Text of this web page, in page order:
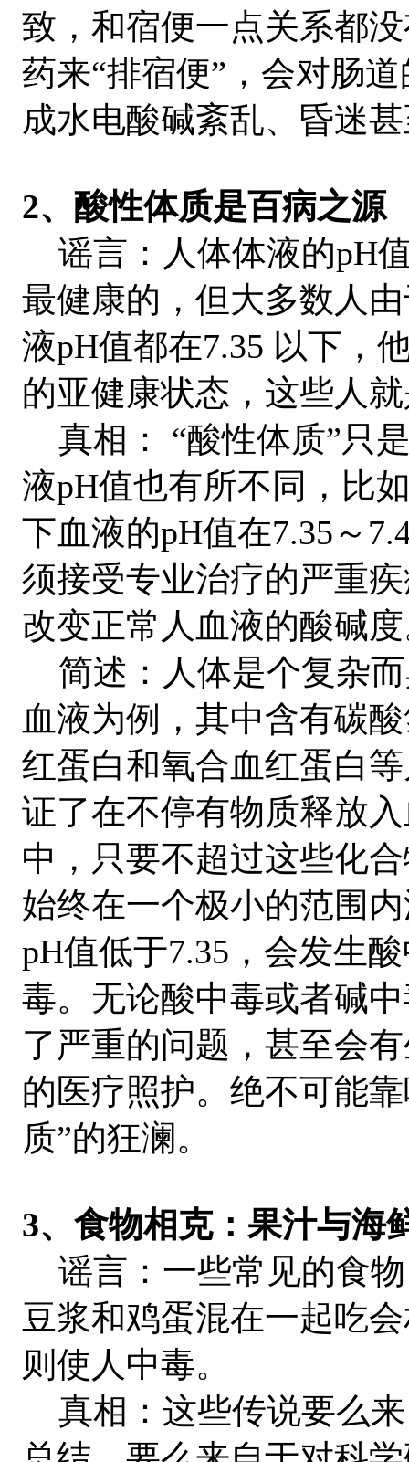
致，和宿便一点关系都
药来“排宿便”，会对肠
成水电酸碱紊乱、昏迷
2、酸性体质是百病之源
谣言：人体体液的pH
最健康的，但大多数人
液pH值都在7.35 以下，
的亚健康状态，这些人
真相： “酸性体质”只
液pH值也有所不同，比
下血液的pH值在7.35～
须接受专业治疗的严重
改变正常人血液的酸碱
简述：人体是个复杂
血液为例，其中含有碳
红蛋白和氧合血红蛋白
证了在不停有物质释放
中，只要不超过这些化
始终在一个极小的范围
pH值低于7.35，会发生
毒。无论酸中毒或者碱
了严重的问题，甚至会
的医疗照护。绝不可能
质”的狂澜。
3、食物相克：果汁与海
谣言：一些常见的食
豆浆和鸡蛋混在一起吃
则使人中毒。
真相：这些传说要么